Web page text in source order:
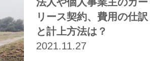
リース契約、費用の仕訳
と計上方法は？
2021.11.27